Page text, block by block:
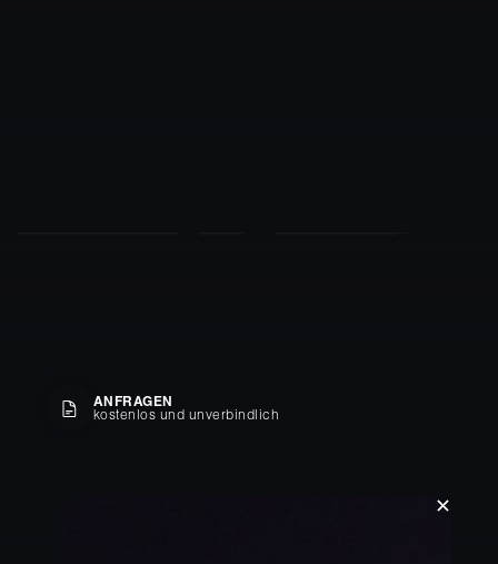
ANFRAGEN
kostenlos und unverbindlich